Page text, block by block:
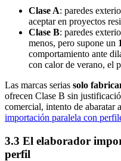
Clase A: paredes
aceptar en proyectos
Clase B: paredes
menos, pero supone un
comportamiento ante
con calor de verano, el
Las marcas serias solo
ofrecen Clase B sin
comercial, intento de abaratar
importación paralela con
3.3 El elaborador
perfil